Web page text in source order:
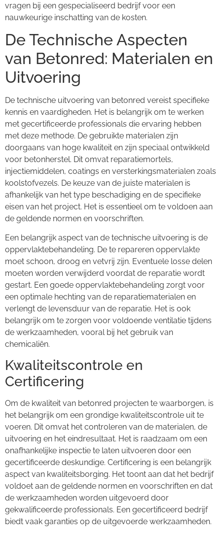
vragen bij een gespecialiseerd bedrijf voor een
nauwkeurige inschatting van de kosten.
De Technische Aspecten
van Betonred: Materialen en
Uitvoering
De technische uitvoering van betonred vereist specifieke
kennis en vaardigheden. Het is belangrijk om te werken
met gecertificeerde professionals die ervaring hebben
met deze methode. De gebruikte materialen zijn
doorgaans van hoge kwaliteit en zijn speciaal ontwikkeld
voor betonherstel. Dit omvat reparatiemortels,
injectiemiddelen, coatings en versterkingsmaterialen zoals
koolstofvezels. De keuze van de juiste materialen is
afhankelijk van het type beschadiging en de specifieke
eisen van het project. Het is essentieel om te voldoen aan
de geldende normen en voorschriften.
Een belangrijk aspect van de technische uitvoering is de
oppervlaktebehandeling. De te repareren oppervlakte
moet schoon, droog en vetvrij zijn. Eventuele losse delen
moeten worden verwijderd voordat de reparatie wordt
gestart. Een goede oppervlaktebehandeling zorgt voor
een optimale hechting van de reparatiematerialen en
verlengt de levensduur van de reparatie. Het is ook
belangrijk om te zorgen voor voldoende ventilatie tijdens
de werkzaamheden, vooral bij het gebruik van
chemicaliën.
Kwaliteitscontrole en
Certificering
Om de kwaliteit van betonred projecten te waarborgen, is
het belangrijk om een grondige kwaliteitscontrole uit te
voeren. Dit omvat het controleren van de materialen, de
uitvoering en het eindresultaat. Het is raadzaam om een
onafhankelijke inspectie te laten uitvoeren door een
gecertificeerde deskundige. Certificering is een belangrijk
aspect van kwaliteitsborging. Het toont aan dat het bedrijf
voldoet aan de geldende normen en voorschriften en dat
de werkzaamheden worden uitgevoerd door
gekwalificeerde professionals. Een gecertificeerd bedrijf
biedt vaak garanties op de uitgevoerde werkzaamheden.